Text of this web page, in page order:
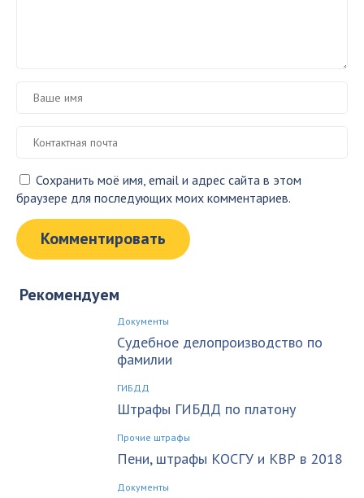
Сохранить моё имя, email и адрес сайта в этом
браузере для последующих моих комментариев.
Рекомендуем
Документы
Судебное делопроизводство по
фамилии
ГИБДД
Штрафы ГИБДД по платону
Прочие штрафы
Пени, штрафы КОСГУ и КВР в 2018
Документы